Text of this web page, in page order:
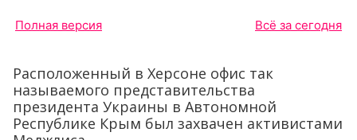
Полная версия Всё за сегодня
Расположенный в Херсоне офис так
называемого представительства
президента Украины в Автономной
Республике Крым был захвачен активистами